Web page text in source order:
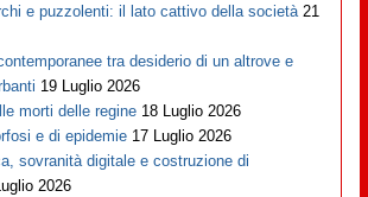
e puzzolenti: il lato cattivo della società 21
tra desiderio di un altrove e
19 Luglio 2026
morti delle regine 18 Luglio 2026
e di epidemie 17 Luglio 2026
sovranità digitale e costruzione di
2026